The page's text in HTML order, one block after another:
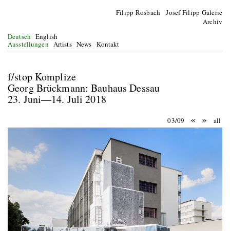
Filipp Rosbach Josef Filipp Galerie
Archiv
Deutsch English
Ausstellungen Artists News Kontakt
f/stop Komplize
Georg Brückmann: Bauhaus Dessau
23. Juni—14. Juli 2018
03/09 « » all